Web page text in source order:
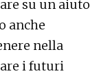
su un aiuto
anche
nella
i futuri